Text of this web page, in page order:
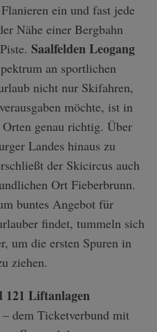
ein und fast jede
Nähe einer Bergbahn
Saalfelden Leogang
an sportlichen
nicht nur Skifahren,
möchte, ist in
genau richtig. Über
Landes hinaus zu
der Skicircus auch
Ort Fieberbrunn.
buntes Angebot für
findet, tummeln sich
um die ersten Spuren in
ziehen.
121 Liftanlagen
dem Ticketverbund mit